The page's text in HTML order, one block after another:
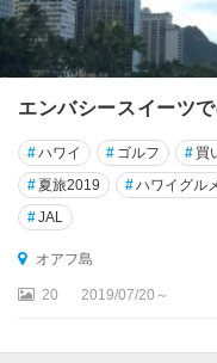
エンバシースイーツ
#ハワイ # ゴルフ # 買
#夏旅2019 #ハワイグル
#JAL
オアフ島
20 2019/07/20～